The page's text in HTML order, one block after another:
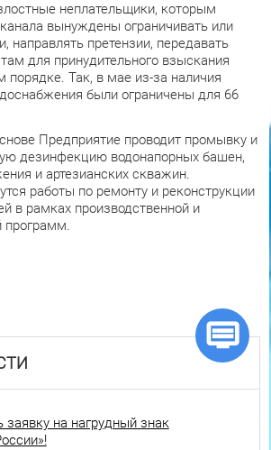
неплательщики, которым
вынуждены ограничивать или
направлять претензии, передавать
для принудительного взыскания
порядке. Так, в мае из-за наличия
были ограничены для 66
Предприятие проводит промывку и
дезинфекцию водонапорных башен,
и артезианских скважин.
работы по ремонту и реконструкции
в рамках производственной и
программ.
заявку на нагрудный знак